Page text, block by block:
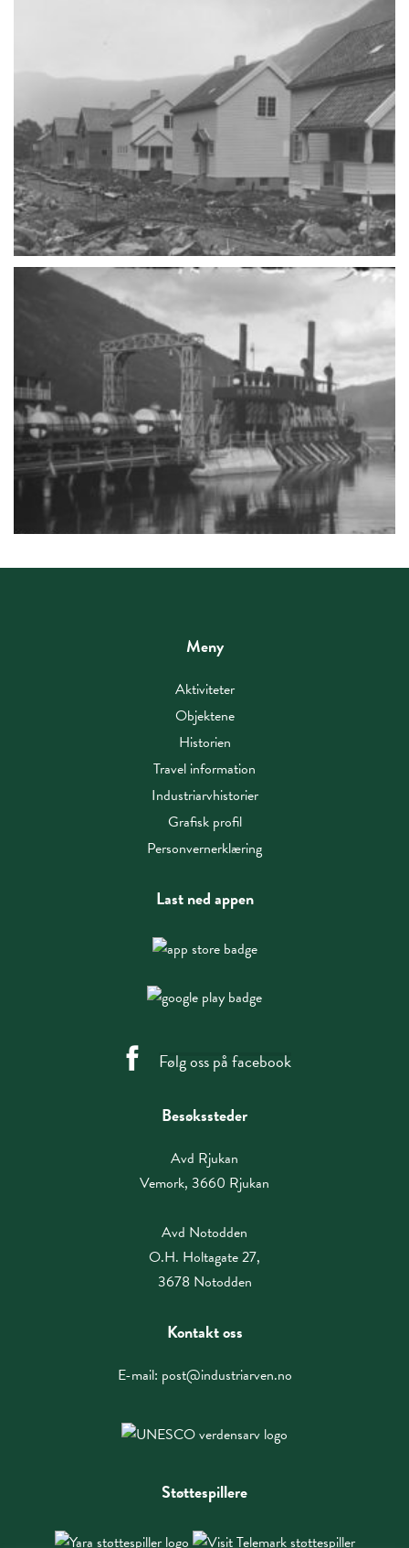
Meny
Aktiviteter
Objektene
Historien
Travel information
Industriarvhistorier
Grafisk profil
Personvernerklæring
Last ned appen
Følg oss på facebook
Besøkssteder
Avd Rjukan
Vemork, 3660 Rjukan
Avd Notodden
O.H. Holtagate 27,
3678 Notodden
Kontakt oss
E-mail: post@industriarven.no
Støttespillere